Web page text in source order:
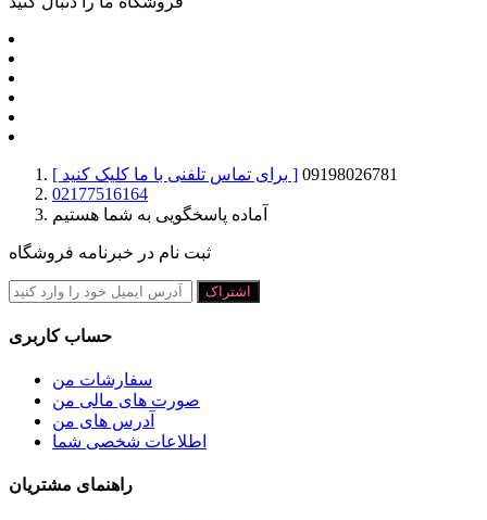
[ برای تماس تلفنی با ما کلیک کنید ] 09198026781
02177516164
آماده پاسخگویی به شما هستیم
ثبت نام در خبرنامه فروشگاه
اشتراک
حساب کاربری
سفارشات من
صورت های مالی من
آدرس های من
اطلاعات شخصی شما
راهنمای مشتریان